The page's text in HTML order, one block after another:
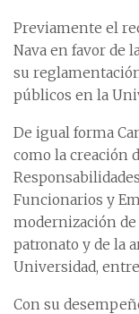
Previamente el
Nava en favor de
su
públicos en la
De igual forma
como la creación
Funcionarios y
modernización
patronato y de la
Universidad,
Con su